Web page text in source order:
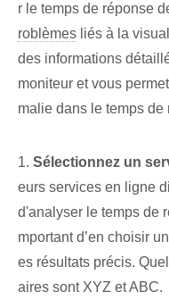
r le temps de réponse
roblèmes liés à la
des informations
moniteur et vous
malie dans le temps de
1. Sélectionnez un
eurs services en ligne
d'analyser le temps de
mportant d’en choisir
es résultats précis.
aires sont XYZ et ABC.